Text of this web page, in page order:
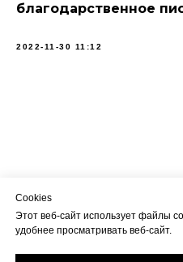
благодарственное
2022-11-30 11:12
Cookies
Этот веб-сайт использует файлы
удобнее просматривать веб-сайт.